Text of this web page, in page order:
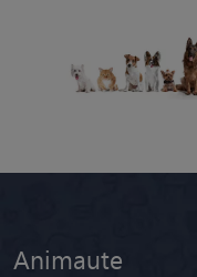
Animaute